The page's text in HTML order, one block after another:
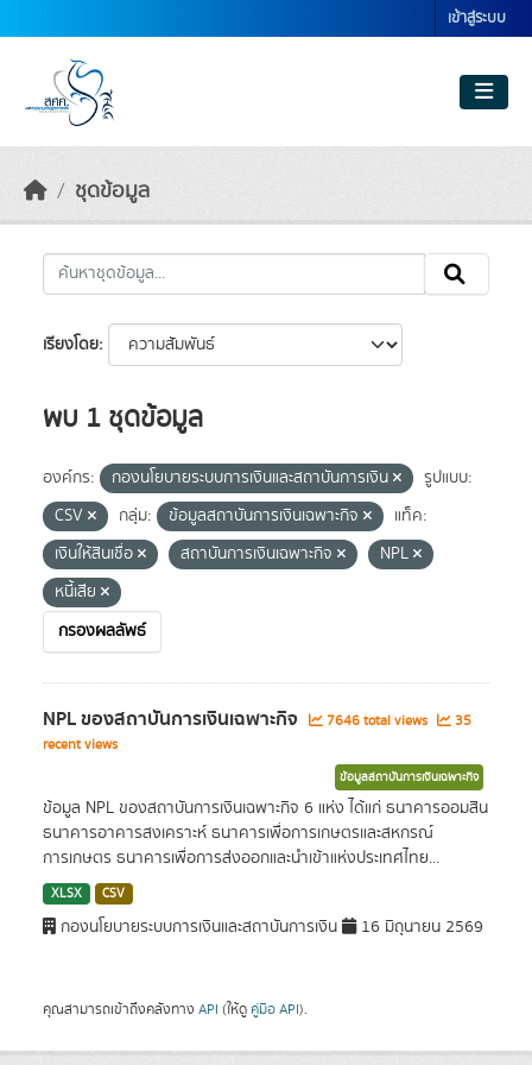
เข้าสู่ระบบ
ชุดข้อมูล
เรียงโดย
พบ 1 ชุดข้อมูล
องค์กร: กองนโยบายระบบการเงินและสถาบันการเงิน
รูปแบบ:
CSV
กลุ่ม: ข้อมูลสถาบันการเงินเฉพาะกิจ
แท็ค:
เงินให้สินเชื่อ
สถาบันการเงินเฉพาะกิจ
NPL
หนี้เสีย
กรองผลลัพธ์
NPL ของสถาบันการเงินเฉพาะกิจ 7646 total views
35
recent views
ข้อมูลสถาบันการเงินเฉพาะกิจ
ข้อมูล NPL ของสถาบันการเงินเฉพาะกิจ 6 แห่ง ได้แก่ ธนาคารออมสิน
ธนาคารอาคารสงเคราะห์ ธนาคารเพื่อการเกษตรและสหกรณ์
การเกษตร ธนาคารเพื่อการส่งออกและนำเข้าแห่งประเทศไทย...
XLSX CSV
กองนโยบายระบบการเงินและสถาบันการเงิน 16 มิถุนายน 2569
คุณสามารถเข้าถึงคลังทาง API (ให้ดู คู่มือ API).